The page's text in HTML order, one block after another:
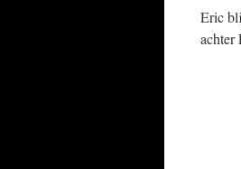
Eric
achter